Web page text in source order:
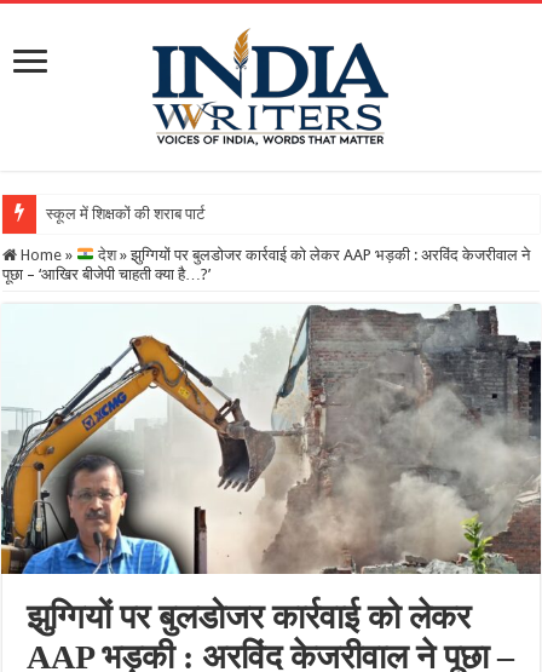
स्कूल में शिक्षकों की शराब पार्टी का वीडियो वायरल, DEO ने थ
Home » देश » झुग्गियों पर बुलडोजर कार्रवाई को लेकर AAP भड़की : अरविंद केजरीवाल ने
पूछा – ‘आखिर बीजेपी चाहती क्या है…?’
झुग्गियों पर बुलडोजर कार्रवाई को लेकर
AAP भड़की : अरविंद केजरीवाल ने पूछा –